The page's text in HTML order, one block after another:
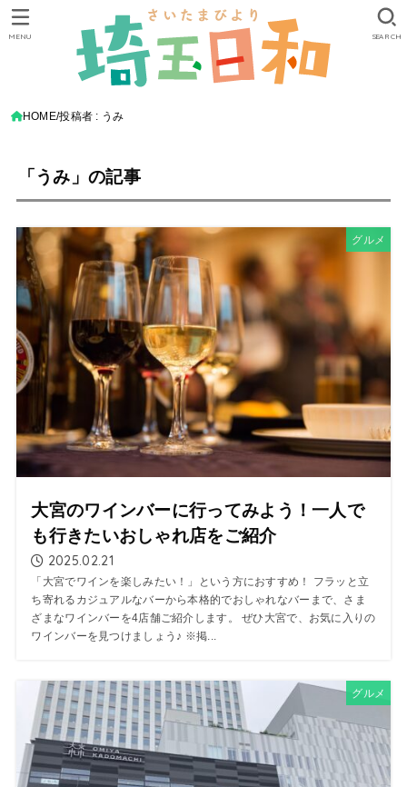
SEARCH
MENU
HOME 投稿者 : うみ
「うみ」の記事
グルメ
大宮のワインバーに行ってみよう！一人で
も行きたいおしゃれ店をご紹介
2025.02.21
「大宮でワインを楽しみたい！」という方におすすめ！ フラッと立
ち寄れるカジュアルなバーから本格的でおしゃれなバーまで、さま
ざまなワインバーを4店舗ご紹介します。 ぜひ大宮で、お気に入りの
ワインバーを見つけましょう♪ ※掲...
グルメ